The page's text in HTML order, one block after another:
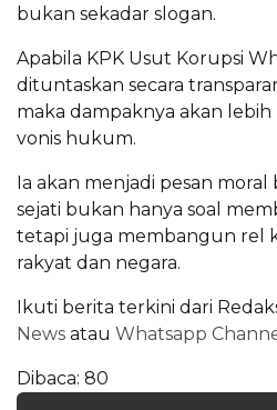
bukan sekadar slogan.
Apabila KPK Usut Korupsi
dituntaskan secara
maka dampaknya akan lebih
vonis hukum.
Ia akan menjadi pesan
sejati bukan hanya soal
tetapi juga membangun rel
rakyat dan negara.
Ikuti berita terkini dari
News atau Whatsapp
Dibaca: 80